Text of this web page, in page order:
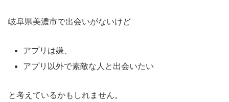
岐阜県美濃市で出会いがないけど
アプリは嫌、
アプリ以外で素敵な人と出会いたい
と考えているかもしれません。